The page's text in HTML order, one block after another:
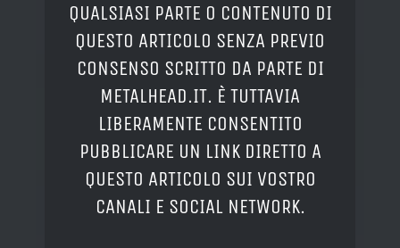
QUALSIASI PARTE O CONTENUTO DI
QUESTO ARTICOLO SENZA PREVIO
CONSENSO SCRITTO DA PARTE DI
METALHEAD.IT. È TUTTAVIA
LIBERAMENTE CONSENTITO
PUBBLICARE UN LINK DIRETTO A
QUESTO ARTICOLO SUI VOSTRO
CANALI E SOCIAL NETWORK.